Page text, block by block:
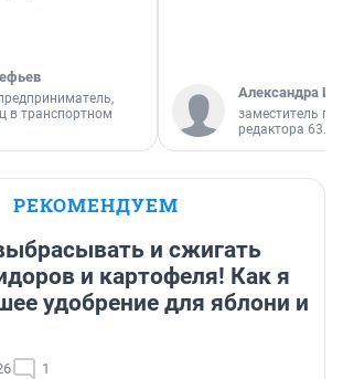
в транспортном
Александра
заместитель
редактора 63.RU
РЕКОМЕНДУЕМ
и сжигать
и картофеля! Как я
удобрение для яблони и
1